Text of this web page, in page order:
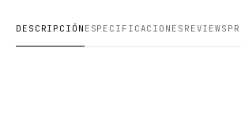
DESCRIPCIÓN ESPECIFICACIONES REVIEWS